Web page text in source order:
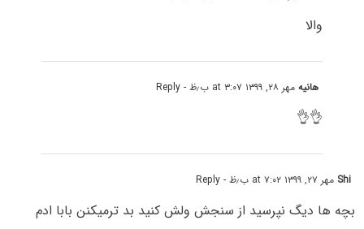
والا
هانیهمهر ۲۸, ۱۳۹۹ at ۳:۰۷ ب٫ظ - Reply
👌👌
Shi مهر ۲۷, ۱۳۹۹ at ۷:۰۲ ب٫ظ - Reply
بچه ها دیگ نپرسید از سنجش ولش کنید بد ترمیکنن بابا ادم